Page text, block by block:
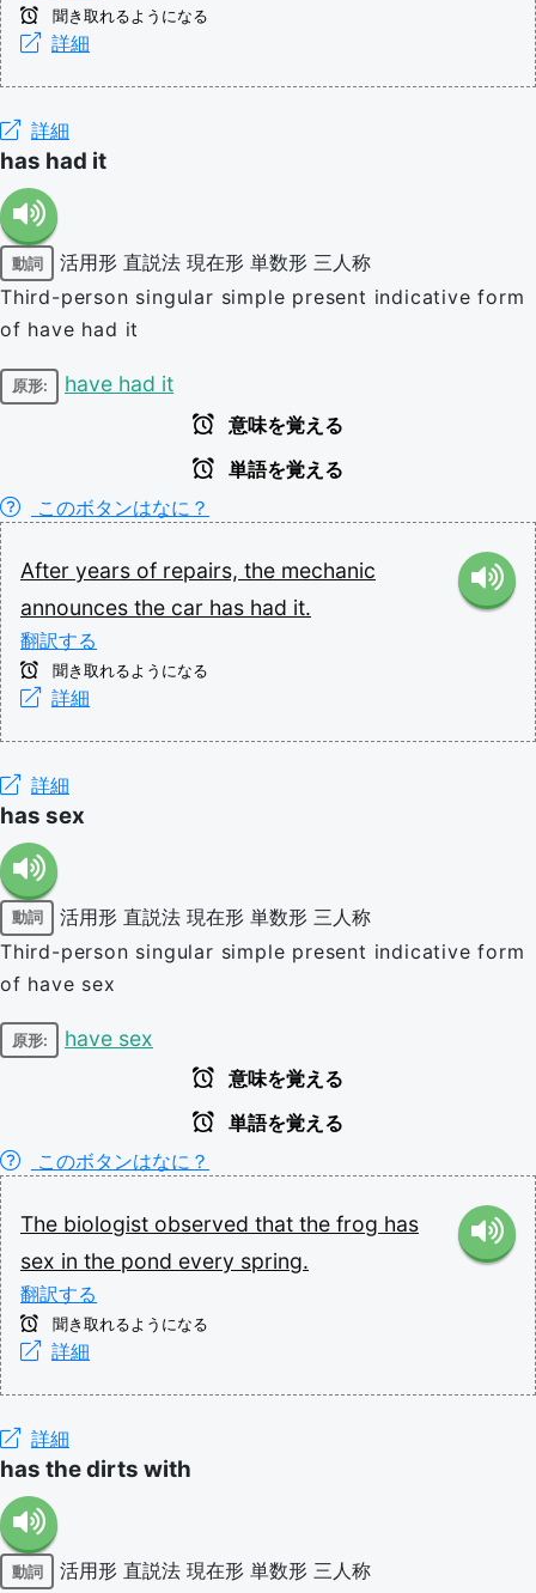
聞き取れるようになる
詳細
詳細
has had it
動詞 活用形 直説法 現在形 単数形 三人称
Third-person singular simple present indicative form
of have had it
原形: have had it
意味を覚える
単語を覚える
このボタンはなに？
After years of repairs, the mechanic
announces the car has had it.
翻訳する
聞き取れるようになる
詳細
詳細
has sex
動詞 活用形 直説法 現在形 単数形 三人称
Third-person singular simple present indicative form
of have sex
原形: have sex
意味を覚える
単語を覚える
このボタンはなに？
The biologist observed that the frog has
sex in the pond every spring.
翻訳する
聞き取れるようになる
詳細
詳細
has the dirts with
動詞 活用形 直説法 現在形 単数形 三人称